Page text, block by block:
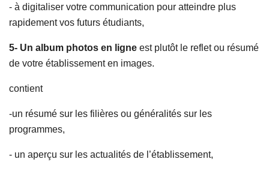
- à digitaliser votre communication pour atteindre plus
rapidement vos futurs étudiants,
5- Un album photos en ligne est plutôt le reflet ou résumé
de votre établissement en images.
contient
-un résumé sur les filières ou généralités sur les
programmes,
- un aperçu sur les actualités de l’établissement,